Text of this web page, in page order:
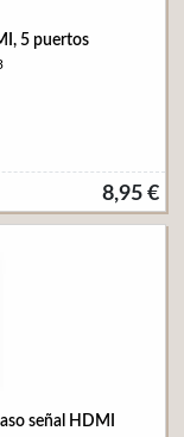
5 puertos
8,95 €
señal HDMI